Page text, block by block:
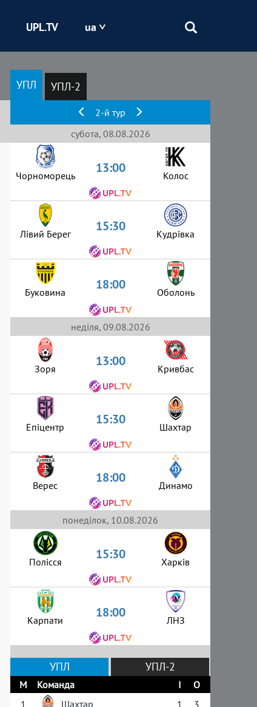
Кривбас
Оболонь
UPL.TV ua
УПЛ УПЛ-2
2-й тур
субота, 08.08.2026
Чорноморець 13:00 Колос
Лівий Берег 15:30 Кудрівка
Буковина 18:00 Оболонь
неділя, 09.08.2026
Зоря 13:00 Кривбас
Епіцентр 15:30 Шахтар
Верес 18:00 Динамо
понеділок, 10.08.2026
Полісся 15:30 Харків
Карпати 18:00 ЛНЗ
УПЛ УПЛ-2
М Команда І
О
1
Шахтар 1
3